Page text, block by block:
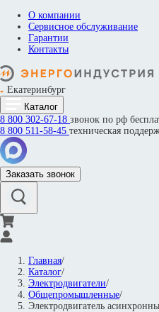
О компании
Сервисное обслуживание
Гарантии
Контакты
Екатеринбург
Каталог
8 800 302-67-18 звонок по рф
8 800 511-58-45 техническая
Заказать звонок
Главная/
Каталог/
Электродвигатели/
Общепромышленные/
Электродвигатель